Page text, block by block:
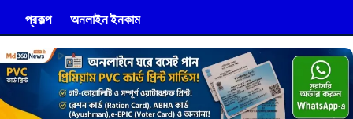
প্রকল্প
অনলাইন ইনকাম